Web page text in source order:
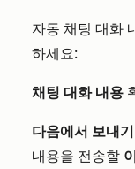
자동 채팅 대화
하세요:
채팅 대화 내용
다음에서 보내기
내용을 전송할